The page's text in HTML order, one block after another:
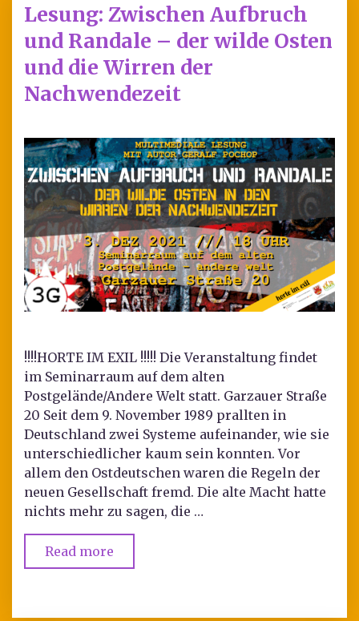
Lesung: Zwischen Aufbruch
und Randale – der wilde Osten
und die Wirren der
Nachwendezeit
!!!!HORTE IM EXIL !!!!! Die Veranstaltung findet
im Seminarraum auf dem alten
Postgelände/Andere Welt statt. Garzauer Straße
20 Seit dem 9. November 1989 prallten in
Deutschland zwei Systeme aufeinander, wie sie
unterschiedlicher kaum sein konnten. Vor
allem den Ostdeutschen waren die Regeln der
neuen Gesellschaft fremd. Die alte Macht hatte
nichts mehr zu sagen, die …
Read more